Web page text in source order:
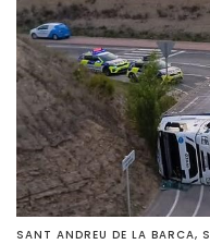
SANT ANDREU DE LA BARCA,